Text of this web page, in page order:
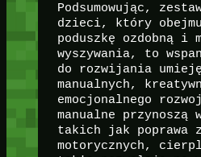
Podsumowując,
dzieci, który
poduszkę ozdobną i
wyszywania, to
do rozwijania
manualnych,
emocjonalnego
manualne
takich jak poprawa
motorycznych,